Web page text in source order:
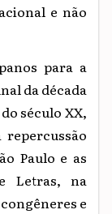
e não
para a
da década
século XX,
Paulo e as
Letras, na
e